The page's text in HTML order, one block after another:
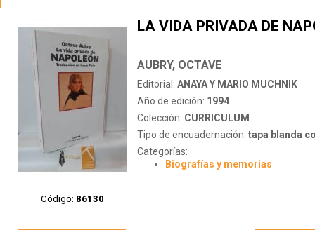
Código: 86130
LA VIDA PRIVADA DE
AUBRY, OCTAVE
Editorial: ANAYA Y MARIO MUCHNIK
Año de edición: 1994
Colección: CURRICULUM
Tipo de encuadernación: tapa blanda
Categorías:
Biografías y memorias